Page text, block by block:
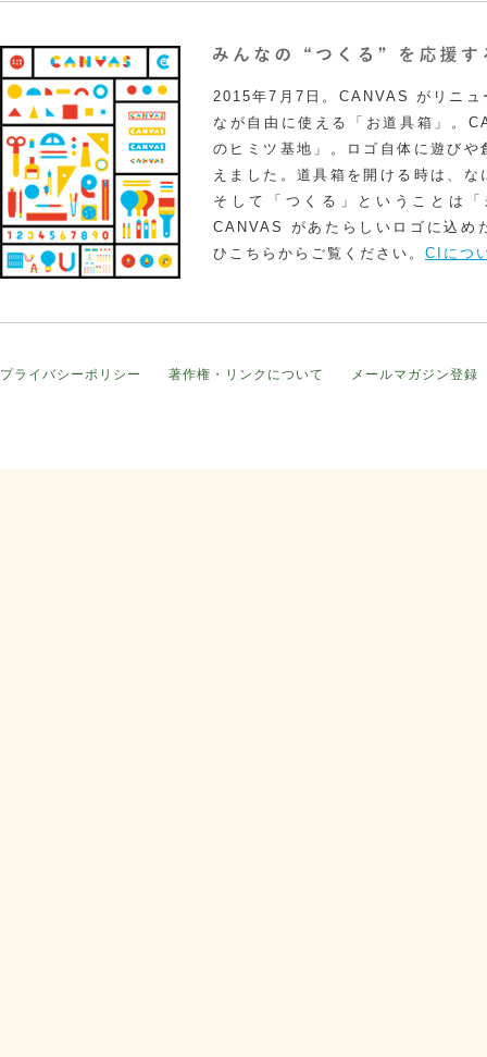
2015年7月7日。CANVAS がリニュ
なが自由に使える「お道具箱」。
のヒミツ基地」。ロゴ自体に遊び
えました。道具箱を開ける時は、
そして「つくる」ということは
CANVAS があたらしいロゴに込め
ひこちらからご覧ください。 CIにつ
プライバシーポリシー 著作権・リンクについて メールマガジン登録